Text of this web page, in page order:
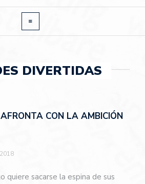
DIVERTIDAS
CON LA AMBICIÓN
quiere sacarse la espina de sus